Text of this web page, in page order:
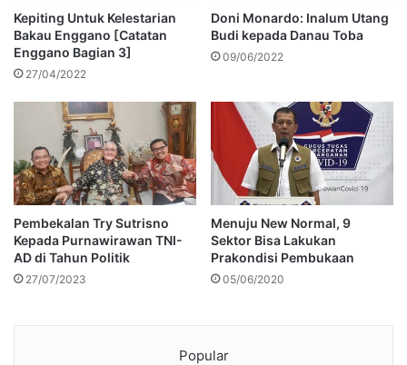
Kepiting Untuk Kelestarian
Bakau Enggano [Catatan
Enggano Bagian 3]
27/04/2022
Doni Monardo: Inalum Utang
Budi kepada Danau Toba
09/06/2022
Pembekalan Try Sutrisno
Kepada Purnawirawan TNI-
AD di Tahun Politik
27/07/2023
Menuju New Normal, 9
Sektor Bisa Lakukan
Prakondisi Pembukaan
05/06/2020
Popular